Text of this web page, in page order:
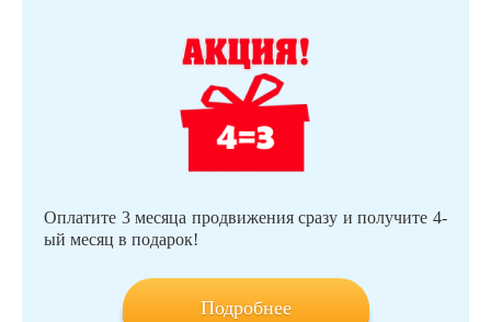
Оплатите 3 месяца продвижения сразу и получите 4-
ый месяц в подарок!
Подробнее